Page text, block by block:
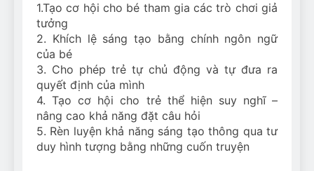
1.Tạo cơ hội cho bé tham gia các trò chơi giả
tưởng
2. Khích lệ sáng tạo bằng chính ngôn ngữ
của bé
3. Cho phép trẻ tự chủ động và tự đưa ra
quyết định của mình
4. Tạo cơ hội cho trẻ thể hiện suy nghĩ –
nâng cao khả năng đặt câu hỏi
5. Rèn luyện khả năng sáng tạo thông qua tư
duy hình tượng bằng những cuốn truyện